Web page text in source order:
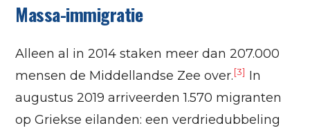
Massa-immigratie
Alleen al in 2014 staken meer dan 207.000
mensen de Middellandse Zee over.[3] In
augustus 2019 arriveerden 1.570 migranten
op Griekse eilanden: een verdriedubbeling